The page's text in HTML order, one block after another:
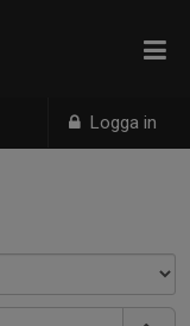
Logga in